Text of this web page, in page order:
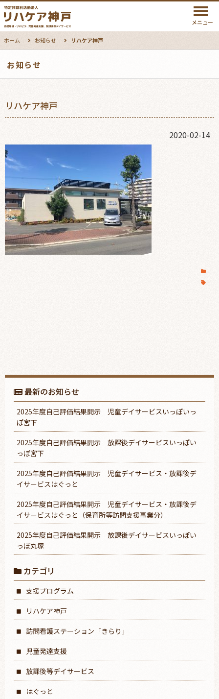
メニュー
ホーム お知らせ リハケア神戸
お知らせ
リハケア神戸
2020-02-14
最新のお知らせ
2025年度自己評価結果開示 児童デイサービスいっぽいっ
ぽ宮下
2025年度自己評価結果開示 放課後デイサービスいっぽい
っぽ宮下
2025年度自己評価結果開示 児童デイサービス・放課後デ
イサービスはぐっと
2025年度自己評価結果開示 児童デイサービス・放課後デ
イサービスはぐっと（保育所等訪問支援事業分）
2025年度自己評価結果開示 放課後デイサービスいっぽい
っぽ丸塚
カテゴリ
支援プログラム
リハケア神戸
訪問看護ステーション「きらり」
児童発達支援
放課後等デイサービス
はぐっと